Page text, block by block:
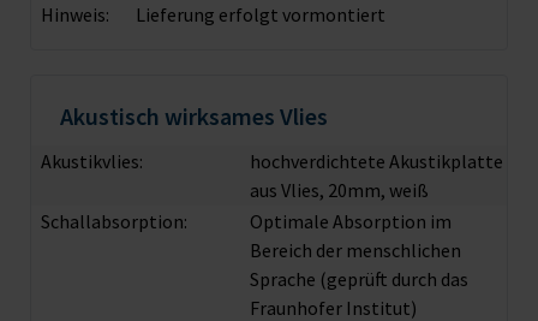
Hinweis:
Lieferung erfolgt vormontiert
Akustisch wirksames Vlies
Akustikvlies:
hochverdichtete Akustikplatte
aus Vlies, 20mm, weiß
Schallabsorption:
Optimale Absorption im
Bereich der menschlichen
Sprache (geprüft durch das
Fraunhofer Institut)